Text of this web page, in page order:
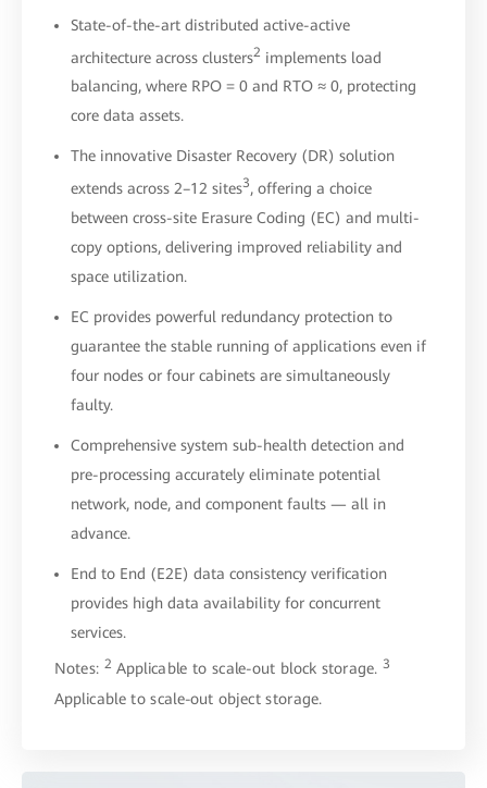
State-of-the-art distributed active-active
architecture across clusters2 implements load
balancing, where RPO = 0 and RTO ≈ 0, protecting
core data assets.
The innovative Disaster Recovery (DR) solution
extends across 2–12 sites3, offering a choice
between cross-site Erasure Coding (EC) and multi-
copy options, delivering improved reliability and
space utilization.
EC provides powerful redundancy protection to
guarantee the stable running of applications even if
four nodes or four cabinets are simultaneously
faulty.
Comprehensive system sub-health detection and
pre-processing accurately eliminate potential
network, node, and component faults — all in
advance.
End to End (E2E) data consistency verification
provides high data availability for concurrent
services.
Notes: 2 Applicable to scale-out block storage.3
Applicable to scale-out object storage.